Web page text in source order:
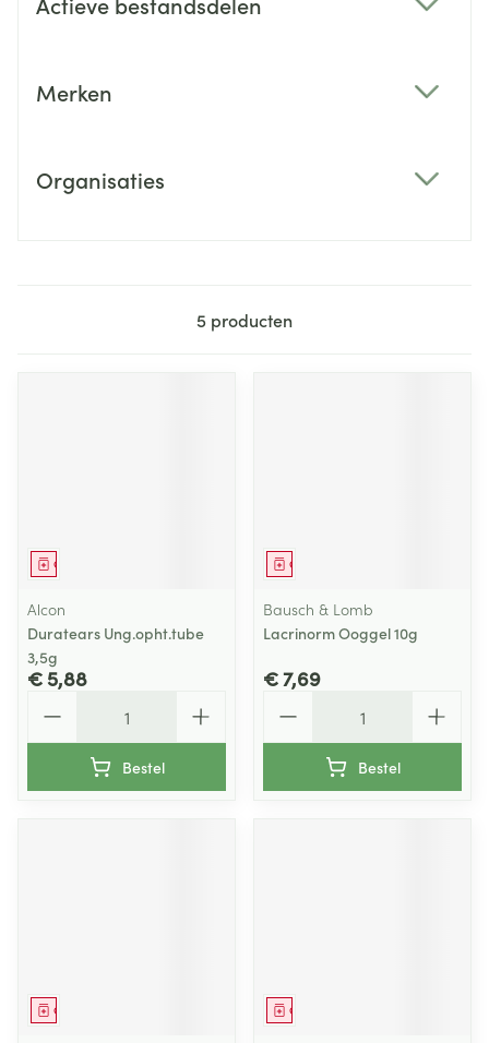
Merken
Organisaties
5 producten
Geneesmiddel
Alcon
Duratears Ung.opht.tube
3,5g
€ 5,88
Bestel
Geneesmiddel
Bausch & Lomb
Lacrinorm Ooggel 10g
€ 7,69
Bestel
Geneesmiddel Geneesmiddel